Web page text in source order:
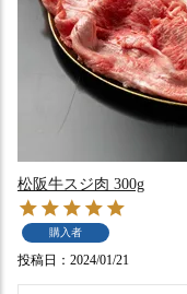
松阪牛スジ肉 300g
購入者
投稿日 2024/01/21